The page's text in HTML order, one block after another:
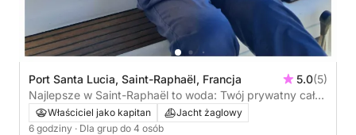
Port Santa Lucia, Saint-Raphaël, Francja 5.0(5)
Najlepsze w Saint-Raphaël to woda: Twój prywatny cały
dzień na żaglówce
Właściciel jako kapitan
Jacht żaglowy
6 godziny · Dla grup do 4 osób